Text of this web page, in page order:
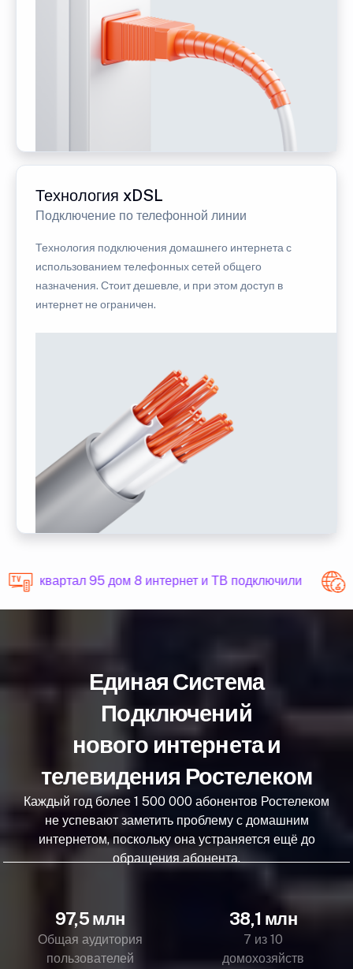
Технология xDSL
Подключение по телефонной линии
Технология подключения домашнего интернета с
использованием телефонных сетей общего
назначения. Стоит дешевле, и при этом доступ в
интернет не ограничен.
квартал 95 дом 8 интернет и ТВ подключили
Единая Система
Подключений
нового интернета и
телевидения Ростелеком
Каждый год более 1 500 000 абонентов Ростелеком
не успевают заметить проблему с домашним
интернетом, поскольку она устраняется ещё до
обращения абонента.
97,5 млн
Общая аудитория
пользователей
38,1 млн
7 из 10
домохозяйств